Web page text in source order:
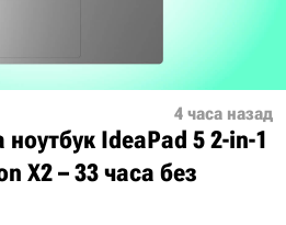
4 часа назад
IdeaPad 5 2-in-1
X2 – 33 часа без